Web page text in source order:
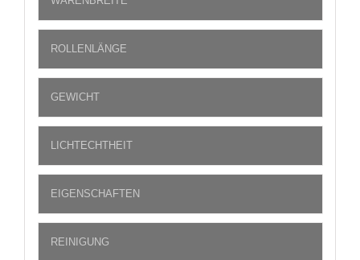
ROLLENLÄNGE
GEWICHT
LICHTECHTHEIT
EIGENSCHAFTEN
REINIGUNG